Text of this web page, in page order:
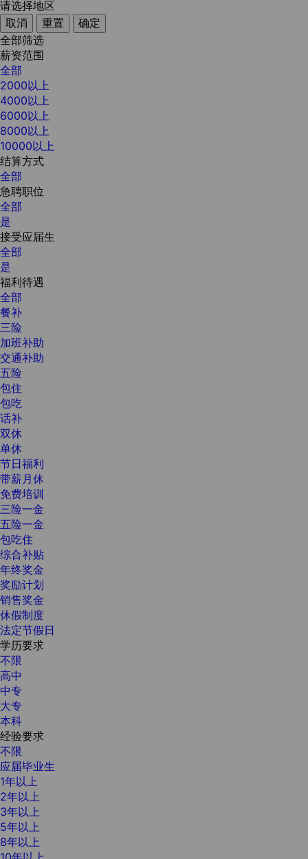
请选择地区
取消
重置
确定
全部筛选
薪资范围
全部
2000以上
4000以上
6000以上
8000以上
10000以上
结算方式
全部
急聘职位
全部
是
接受应届生
全部
是
福利待遇
全部
餐补
三险
加班补助
交通补助
五险
包住
包吃
话补
双休
单休
节日福利
带薪月休
免费培训
三险一金
五险一金
包吃住
综合补贴
年终奖金
奖励计划
销售奖金
休假制度
法定节假日
学历要求
不限
高中
中专
大专
本科
经验要求
不限
应届毕业生
1年以上
2年以上
3年以上
5年以上
8年以上